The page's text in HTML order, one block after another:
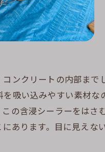
ンクリートの内部ま
吸い込みやすい素材
の含浸シーラーをはさ
あります。目に見えな